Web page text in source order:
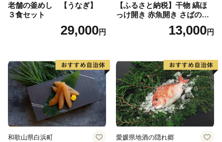
老舗の釜めし 【うなぎ】
３食セット
29,000円
【ふるさと納税】干物 縞ほ
っけ開き 赤魚開き さばの開
き 魚醤干し 3種 セット 詰め
合わせ 魚 おかず 肉厚 おいし
取り寄せグルメ 魚醤 ナンプ
ラー 愛知県 小牧市 冷凍 送料
無料
13,000円
和歌山県白浜町 愛媛県地酒の隠れ郷